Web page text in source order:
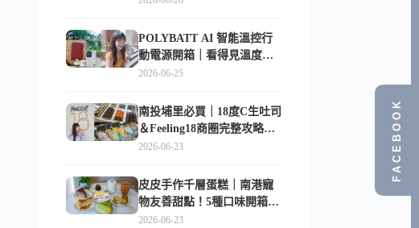
POLYBATT AI 智能溫控行
動電源開箱｜看得見溫度與
電量，外出更安心的
2026-06-25
南投埔里必買｜18度C生吐司
＆Feeling18商圈完整攻略，
在地人帶路這樣逛
2026-06-23
皮皮手作千層蛋糕｜南港寵
物友善甜點！5種口味開箱，
比Lady M便宜一半的台北隱
2026-06-23
FACEBOOK